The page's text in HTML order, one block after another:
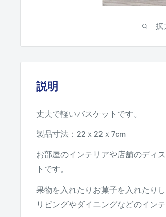
拡
説明
丈夫で軽いバスケットです。
製品寸法：22ｘ22ｘ7cm
お部屋のインテリアや店舗のディ
トです。
果物を入れたりお菓子を入れたり
リビングやダイニングなどのイン